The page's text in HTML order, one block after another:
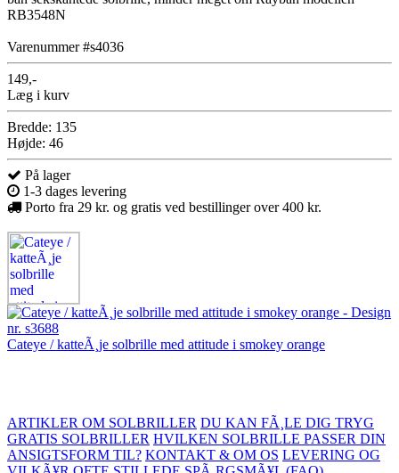
RB3548N
Varenummer #s4036
149,-
Læg i kurv
Bredde: 135
Højde: 46
På lager
1-3 dages levering
Porto fra 29 kr. og gratis ved bestillinger over 400 kr.
Cateye / katteÃ¸je solbrille med attitude i smokey orange
ARTIKLER OM SOLBRILLER DU KAN FÃ¸LE DIG TRYG
GRATIS SOLBRILLER HVILKEN SOLBRILLE PASSER DIN
ANSIGTSFORM TIL? KONTAKT & OM OS LEVERING OG